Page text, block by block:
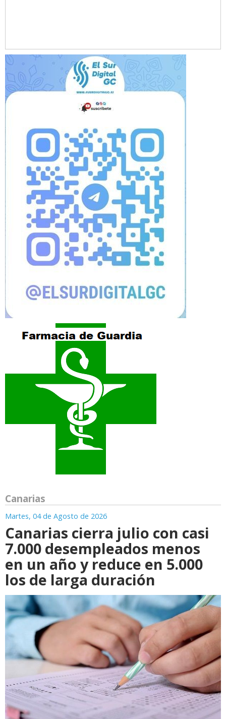
Canarias
Martes, 04 de Agosto de 2026
Canarias cierra julio con casi
7.000 desempleados menos
en un año y reduce en 5.000
los de larga duración